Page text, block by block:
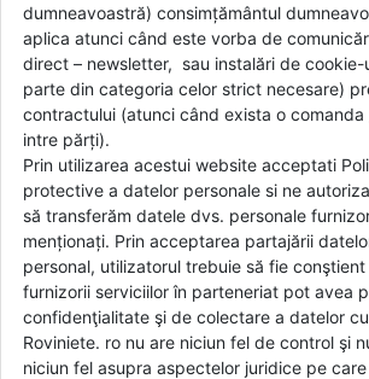
dumneavoastră) consimțământul
aplica atunci când este vorba de
direct – newsletter, sau instalări de cookie-
parte din categoria celor strict necesare)
contractului (atunci când exista o
intre părți).
Prin utilizarea acestui website acceptati
protective a datelor personale si ne
să transferăm datele dvs. personale
menționați. Prin acceptarea partajării
personal, utilizatorul trebuie să fie
furnizorii serviciilor în parteneriat pot avea
confidenţialitate şi de colectare a datelor
Roviniete. ro nu are niciun fel de control şi
niciun fel asupra aspectelor juridice pe